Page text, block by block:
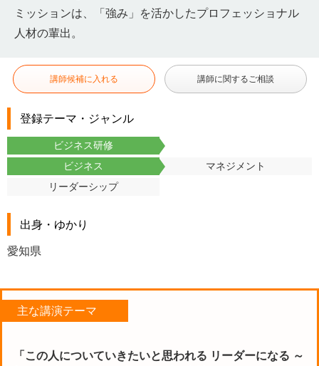
ミッションは、「強み」を活かしたプロフェッショナル
人材の輩出。
講師候補に入れる 講師に関するご相談
登録テーマ・ジャンル
ビジネス研修
ビジネス
マネジメント
リーダーシップ
出身・ゆかり
愛知県
主な講演テーマ
「この人についていきたいと思われる リーダーになる ～